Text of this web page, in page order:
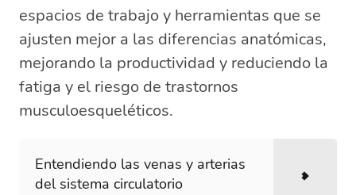
espacios de trabajo y herramientas que se
ajusten mejor a las diferencias anatómicas,
mejorando la productividad y reduciendo la
fatiga y el riesgo de trastornos
musculoesqueléticos.
Entendiendo las venas y arterias
del sistema circulatorio